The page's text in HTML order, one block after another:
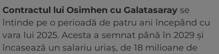
Contractul lui Osimhen cu Galatasaray se
întinde pe o perioadă de patru ani începând cu
vara lui 2025. Acesta a semnat până în 2029 și
încasează un salariu uriaș, de 18 milioane de